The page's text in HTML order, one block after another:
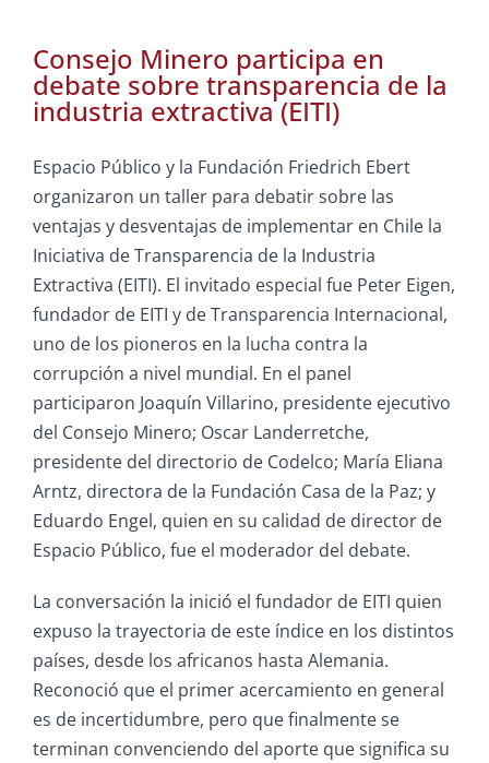
Consejo Minero participa en
debate sobre transparencia de la
industria extractiva (EITI)
Espacio Público y la Fundación Friedrich Ebert
organizaron un taller para debatir sobre las
ventajas y desventajas de implementar en Chile la
Iniciativa de Transparencia de la Industria
Extractiva (EITI). El invitado especial fue Peter Eigen,
fundador de EITI y de Transparencia Internacional,
uno de los pioneros en la lucha contra la
corrupción a nivel mundial. En el panel
participaron Joaquín Villarino, presidente ejecutivo
del Consejo Minero; Oscar Landerretche,
presidente del directorio de Codelco; María Eliana
Arntz, directora de la Fundación Casa de la Paz; y
Eduardo Engel, quien en su calidad de director de
Espacio Público, fue el moderador del debate.
La conversación la inició el fundador de EITI quien
expuso la trayectoria de este índice en los distintos
países, desde los africanos hasta Alemania.
Reconoció que el primer acercamiento en general
es de incertidumbre, pero que finalmente se
terminan convenciendo del aporte que significa su